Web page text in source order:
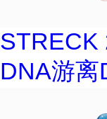
STRECK
DNA游离